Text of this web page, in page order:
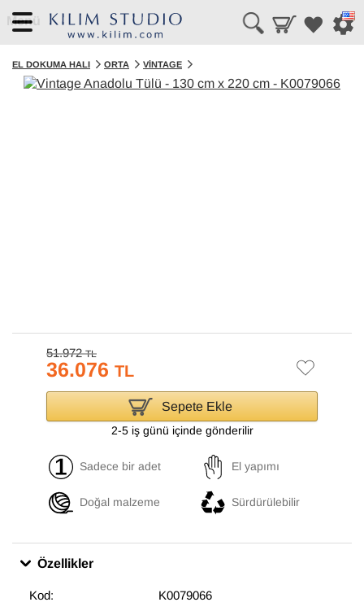
Menü
EL DOKUMA HALI ORTA VINTAGE
51.972TL
36.076 TL
Sepete Ekle
2-5 iş günü içinde gönderilir
Sadece bir adet El yapımı
Doğal malzeme Sürdürülebilir
Özellikler
Kod:
K0079066